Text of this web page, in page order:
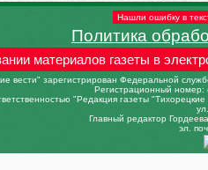
Нашли ошибку в
Политика
материалов газеты в
вести" зарегистрирован Федеральной
Регистрационный
"Редакция газеты
Главный редактор
эл.